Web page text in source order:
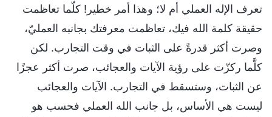
تعرف الإله العملي أم لا؛ وهذا أمر خطير! كلّما تعاظمت
حقيقة كلمة الله فيك، تعاظمت معرفتك بجانبه العمليّ،
وصرت أكثر قدرةً على الثبات في وقت التجارب. لكن
كلَّما ركزّت على رؤية الآيات والعجائب، صرت أكثر عجزًا
عن الثبات، وستسقط في التجارب. الآيات والعجائب
ليست هي الأساس، بل جانب الله العملي فحسب هو